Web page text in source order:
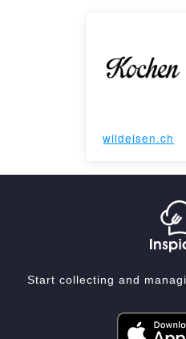
wildeisen.ch
Start collecting and